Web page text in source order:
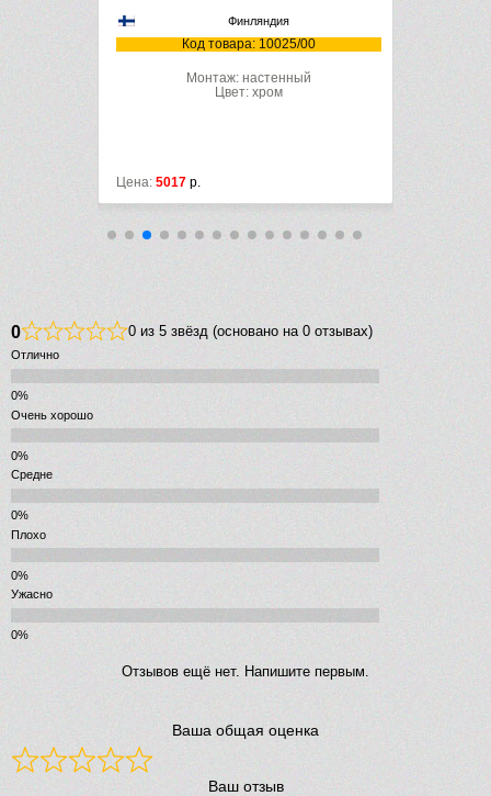
Финляндия
Код товара: 10025/00
Монтаж: настенный
Цвет: хром
Цена: 5017 р.
0 0 из 5 звёзд (основано на 0 отзывах)
Отлично
Очень хорошо
Средне
Плохо
Ужасно
Отзывов ещё нет. Напишите первым.
Ваша общая оценка
Ваш отзыв